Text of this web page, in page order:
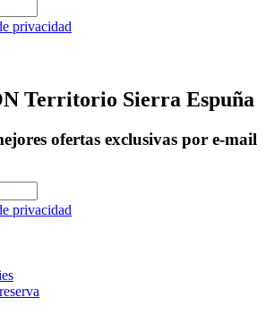
privacidad
Territorio Sierra Espuña
ofertas exclusivas por e-mail
privacidad